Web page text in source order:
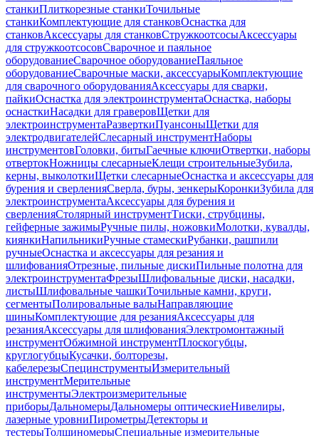
станкиПлиткорезные станкиТочильные
станкиКомплектующие для станковОснастка для
станковАксессуары для станковСтружкоотсосыАксессуары
для стружкоотсосовСварочное и паяльное
оборудованиеСварочное оборудованиеПаяльное
оборудованиеСварочные маски, аксессуарыКомплектующие
для сварочного оборудованияАксессуары для сварки,
пайкиОснастка для электроинструментаОснастка, наборы
оснасткиНасадки для граверовЩетки для
электроинструментаРазверткиПуансоныЩетки для
электродвигателейСлесарный инструментНаборы
инструментовГоловки, битыГаечные ключиОтвертки, наборы
отвертокНожницы слесарныеКлещи строительныеЗубила,
керны, выколоткиЩетки слесарныеОснастка и аксессуары для
бурения и сверленияСверла, буры, зенкерыКоронкиЗубила для
электроинструментаАксессуары для бурения и
сверленияСтолярный инструментТиски, струбцины,
гейферные зажимыРучные пилы, ножовкиМолотки, кувалды,
киянкиНапильникиРучные стамескиРубанки, рашпили
ручныеОснастка и аксессуары для резания и
шлифованияОтрезные, пильные дискиПильные полотна для
электроинструментаФрезыШлифовальные диски, насадки,
листыШлифовальные чашкиТочильные камни, круги,
сегментыПолировальные валыНаправляющие
шиныКомплектующие для резанияАксессуары для
резанияАксессуары для шлифованияЭлектромонтажный
инструментОбжимной инструментПлоскогубцы,
круглогубцыКусачки, болторезы,
кабелерезыСпецинструментыИзмерительный
инструментМерительные
инструментыЭлектроизмерительные
приборыДальномерыДальномеры оптическиеНивелиры,
лазерные уровниПирометрыДетекторы и
тестерыТолщиномерыСпециальные измерительные